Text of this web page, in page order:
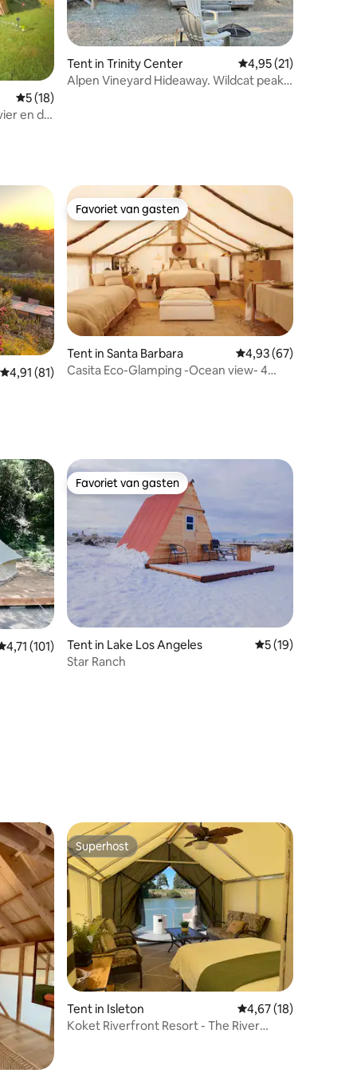
Gemiddelde beoordeling van 5 uit 5, 18 recensies
5 (18)
en de
Tent in Trinity Center Gemiddelde
4,95 (21)
Alpen Vineyard Hideaway. Wildcat peak-
Gemiddelde beoordeling van 4,91 uit 5, 81 recensies
4,91 (81)
Favoriet van gasten
Favoriet van gasten
Tent in Santa Barbara Gemiddelde
4,93 (67)
Casita Eco-Glamping -Ocean view- 4
beoordeling van 4,71 uit 5, 101 recensies
4,71 (101)
Favoriet van gasten
Favoriet van gasten
Tent in Lake Los Angeles Gemiddelde
5 (19)
Star Ranch
Superhost
Superhost
Tent in Isleton Gemiddelde
4,67 (18)
Koket Riverfront Resort - The River